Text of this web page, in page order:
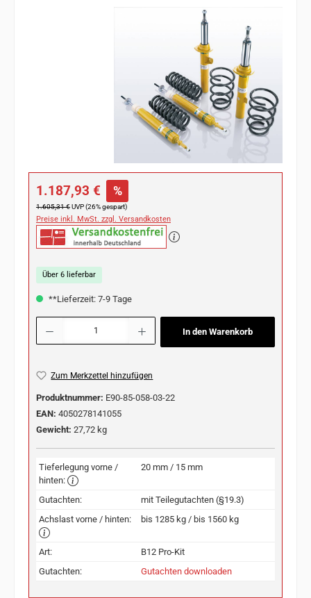
Verkaufspreis:
1.187,93 € %
Regulärer Preis:
1.605,31 €UVP (26% gespart)
Preise inkl. MwSt. zzgl. Versandkosten
Über 6 lieferbar
**Lieferzeit: 7-9 Tage
Produkt Anzahl: Gib den gewünschten Wert ein oder benutze die Schaltflächen
In den Warenkorb
Zum Merkzettel hinzufügen
Produktnummer: E90-85-058-03-22
EAN: 4050278141055
Gewicht: 27,72 kg
Tieferlegung vorne /
hinten:
20 mm / 15 mm
Gutachten:
mit Teilegutachten (§19.3)
Achslast vorne / hinten:
bis 1285 kg / bis 1560 kg
Art:
B12 Pro-Kit
Gutachten:
Gutachten downloaden